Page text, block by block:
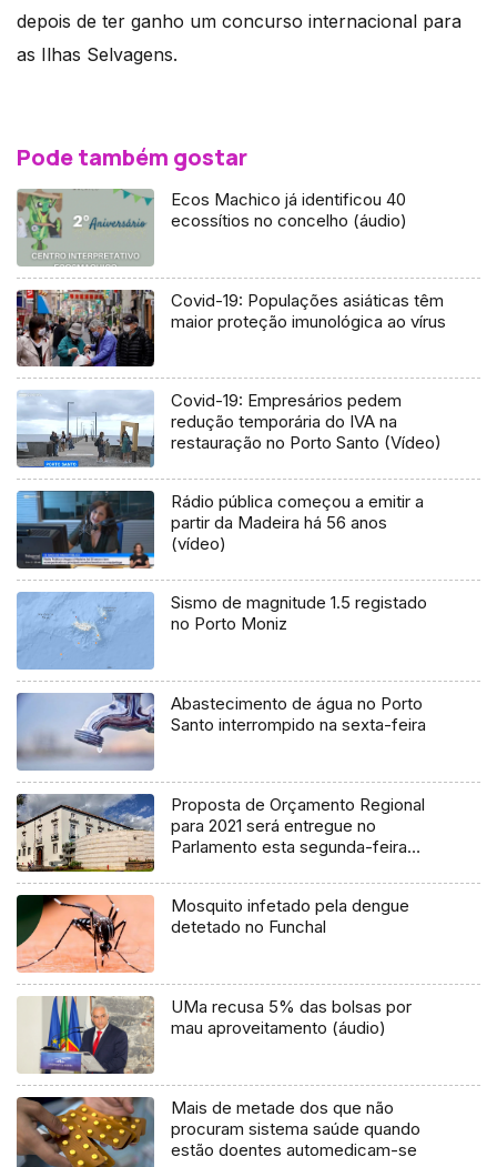
depois de ter ganho um concurso internacional para
as Ilhas Selvagens.
Pode também gostar
Ecos Machico já identificou 40
ecossítios no concelho (áudio)
Covid-19: Populações asiáticas têm
maior proteção imunológica ao vírus
Covid-19: Empresários pedem
redução temporária do IVA na
restauração no Porto Santo (Vídeo)
Rádio pública começou a emitir a
partir da Madeira há 56 anos
(vídeo)
Sismo de magnitude 1.5 registado
no Porto Moniz
Abastecimento de água no Porto
Santo interrompido na sexta-feira
Proposta de Orçamento Regional
para 2021 será entregue no
Parlamento esta segunda-feira
Mosquito infetado pela dengue
detetado no Funchal
UMa recusa 5% das bolsas por
mau aproveitamento (áudio)
Mais de metade dos que não
procuram sistema saúde quando
estão doentes automedicam-se